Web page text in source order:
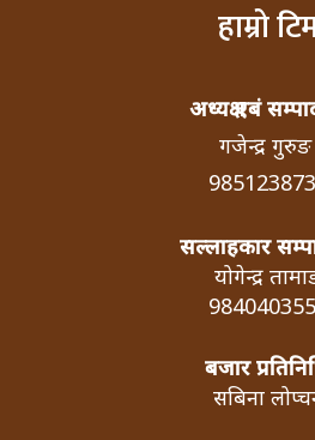
हाम्रो
अध्यक्ष एबं
गजेन्द्र गुरुङ
सल्लाहकार
योगेन्द्र
बजार
सबिना